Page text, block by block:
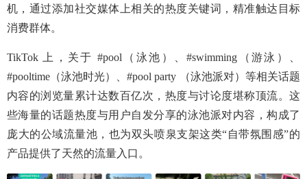
机，通过添加社交媒体上相关的热度关键词，精准触达目标
消费群体。
TikTok 上，关于 #pool（泳池）、#swimming（游泳）、
#pooltime（泳池时光）、#pool party （泳池派对）等相关话题
内容的浏览量累计达数百亿次，热度与讨论度堪称顶流。这
些海量的话题热度与用户自发分享的泳池派对内容，构成了
庞大的公域流量池，也为双头喷泉支架这类“自带氛围感”的
产品提供了天然的流量入口。